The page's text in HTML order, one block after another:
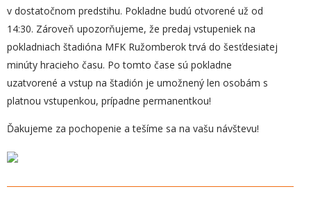
v dostatočnom predstihu. Pokladne budú otvorené už od
14:30. Zároveň upozorňujeme, že predaj vstupeniek na
pokladniach štadióna MFK Ružomberok trvá do šesťdesiatej
minúty hracieho času. Po tomto čase sú pokladne
uzatvorené a vstup na štadión je umožnený len osobám s
platnou vstupenkou, prípadne permanentkou!
Ďakujeme za pochopenie a tešíme sa na vašu návštevu!